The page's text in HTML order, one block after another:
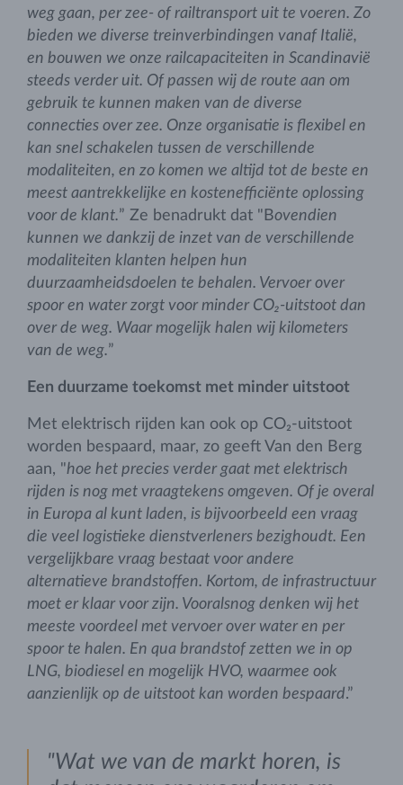
weg gaan, per zee- of railtransport uit te voeren. Zo
bieden we diverse treinverbindingen vanaf Italië,
en bouwen we onze railcapaciteiten in Scandinavië
steeds verder uit. Of passen wij de route aan om
gebruik te kunnen maken van de diverse
connecties over zee. Onze organisatie is flexibel en
kan snel schakelen tussen de verschillende
modaliteiten, en zo komen we altijd tot de beste en
meest aantrekkelijke en kostenefficiënte oplossing
voor de klant.” Ze benadrukt dat "Bovendien
kunnen we dankzij de inzet van de verschillende
modaliteiten klanten helpen hun
duurzaamheidsdoelen te behalen. Vervoer over
spoor en water zorgt voor minder CO₂-uitstoot dan
over de weg. Waar mogelijk halen wij kilometers
van de weg.”
Een duurzame toekomst met minder uitstoot
Met elektrisch rijden kan ook op CO₂-uitstoot
worden bespaard, maar, zo geeft Van den Berg
aan, "hoe het precies verder gaat met elektrisch
rijden is nog met vraagtekens omgeven. Of je overal
in Europa al kunt laden, is bijvoorbeeld een vraag
die veel logistieke dienstverleners bezighoudt. Een
vergelijkbare vraag bestaat voor andere
alternatieve brandstoffen. Kortom, de infrastructuur
moet er klaar voor zijn. Vooralsnog denken wij het
meeste voordeel met vervoer over water en per
spoor te halen. En qua brandstof zetten we in op
LNG, biodiesel en mogelijk HVO, waarmee ook
aanzienlijk op de uitstoot kan worden bespaard.”
"Wat we van de markt horen, is